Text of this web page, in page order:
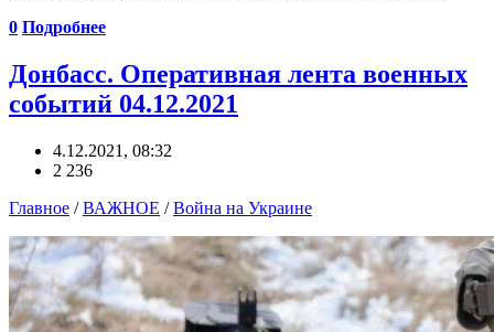
0 Подробнее
Донбасс. Оперативная лента военных
событий 04.12.2021
4.12.2021, 08:32
2 236
Главное /ВАЖНОЕ /Война на Украине